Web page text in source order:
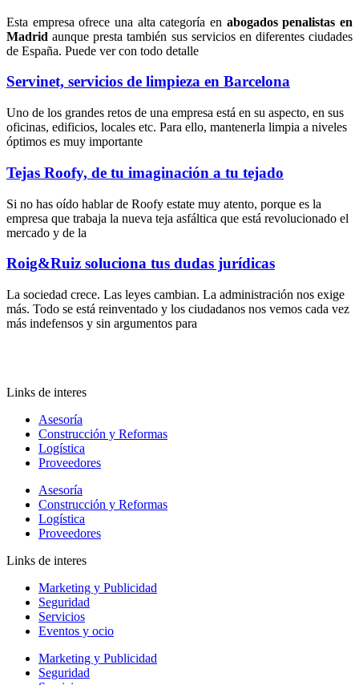
Esta empresa ofrece una alta categoría en abogados penalistas en
Madrid aunque presta también sus servicios en diferentes ciudades
de España. Puede ver con todo detalle
Servinet, servicios de limpieza en Barcelona
Uno de los grandes retos de una empresa está en su aspecto, en sus
oficinas, edificios, locales etc. Para ello, mantenerla limpia a niveles
óptimos es muy importante
Tejas Roofy, de tu imaginación a tu tejado
Si no has oído hablar de Roofy estate muy atento, porque es la
empresa que trabaja la nueva teja asfáltica que está revolucionado el
mercado y de la
Roig&Ruiz soluciona tus dudas jurídicas
La sociedad crece. Las leyes cambian. La administración nos exige
más. Todo se está reinventado y los ciudadanos nos vemos cada vez
más indefensos y sin argumentos para
Links de interes
Asesoría
Construcción y Reformas
Logística
Proveedores
Asesoría
Construcción y Reformas
Logística
Proveedores
Links de interes
Marketing y Publicidad
Seguridad
Servicios
Eventos y ocio
Marketing y Publicidad
Seguridad